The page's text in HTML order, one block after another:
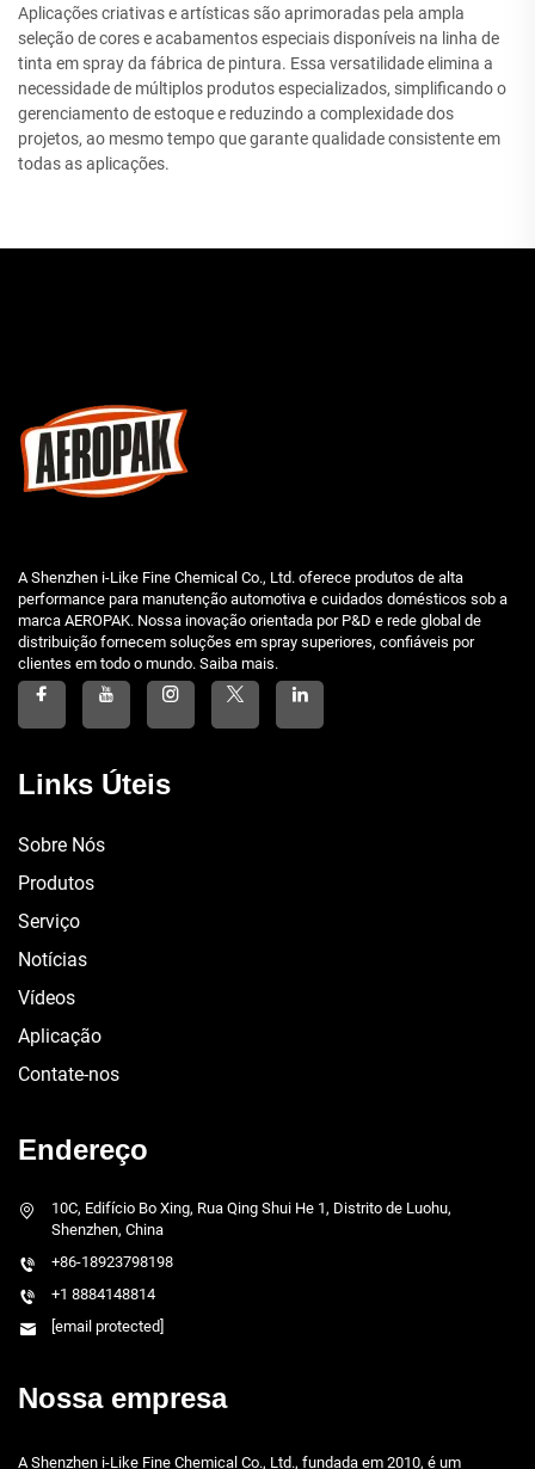
Aplicações criativas e artísticas são aprimoradas pela ampla
seleção de cores e acabamentos especiais disponíveis na linha de
tinta em spray da fábrica de pintura. Essa versatilidade elimina a
necessidade de múltiplos produtos especializados, simplificando o
gerenciamento de estoque e reduzindo a complexidade dos
projetos, ao mesmo tempo que garante qualidade consistente em
todas as aplicações.
A Shenzhen i-Like Fine Chemical Co., Ltd. oferece produtos de alta
performance para manutenção automotiva e cuidados domésticos sob a
marca AEROPAK. Nossa inovação orientada por P&D e rede global de
distribuição fornecem soluções em spray superiores, confiáveis por
clientes em todo o mundo. Saiba mais.
Links Úteis
Sobre Nós
Produtos
Serviço
Notícias
Vídeos
Aplicação
Contate-nos
Endereço
10C, Edifício Bo Xing, Rua Qing Shui He 1, Distrito de Luohu,
Shenzhen, China
+86-18923798198
+1 8884148814
[email protected]
Nossa empresa
A Shenzhen i-Like Fine Chemical Co., Ltd., fundada em 2010, é um